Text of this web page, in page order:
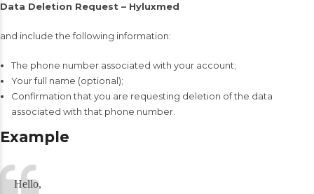
Data Deletion Request – Hyluxmed
and include the following information:
The phone number associated with your account;
Your full name (optional);
Confirmation that you are requesting deletion of the data
associated with that phone number.
Example
Hello,